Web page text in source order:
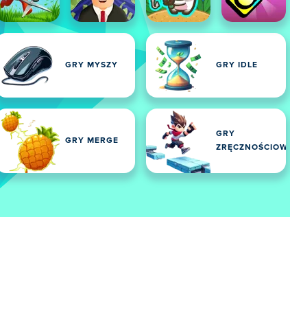
GRY MYSZY GRY IDLE
GRY MERGE
GRY
ZRĘCZNOŚCIOWE